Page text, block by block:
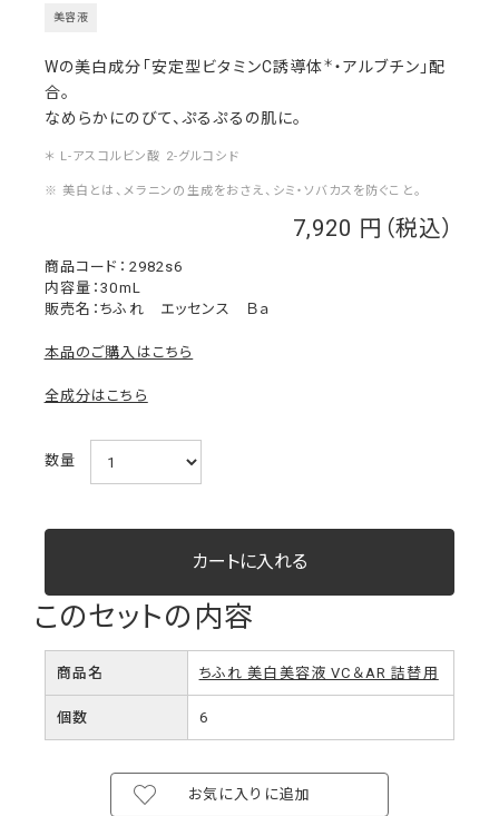
美容液
7,920
2982s6
Wの美白成分「安定型ビタミンC誘導体＊ ・アルブチン」配
合。
なめらかにのびて、ぷるぷるの肌に。
＊ L-アスコルビン酸 2-グルコシド
※ 美白とは、メラニンの生成をおさえ、シミ・ソバカスを防ぐこと。
内容量：30mL
販売名：ちふれ エッセンス Ｂａ
本品のご購入はこちら
全成分はこちら
数量
お気に入りに追加
このセットの内容
商品名 ちふれ 美白美容液 VC＆AR 詰替用
個数 6